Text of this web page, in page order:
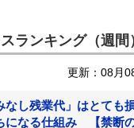
ランキング（週間
更新：08月
なし残業代」はとても
になる仕組み 【禁断